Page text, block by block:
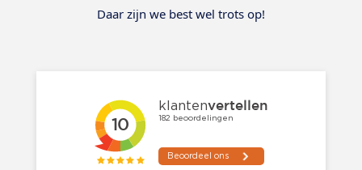
Daar zijn we best wel trots op!